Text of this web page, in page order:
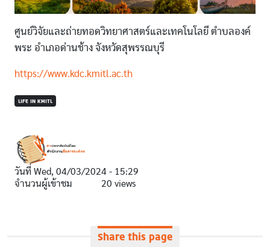
ศูนย์วิจัยและถ่ายทอดวิทยาศาสตร์และเทคโนโลยี ตำบลองค์
พระ อำเภอด่านช้าง จังหวัดสุพรรณบุรี
https://www.kdc.kmitl.ac.th
LIFE IN KMITL
วันที่ Wed, 04/03/2024 - 15:29
จำนวนผู้เข้าชม
20 views
Share this page